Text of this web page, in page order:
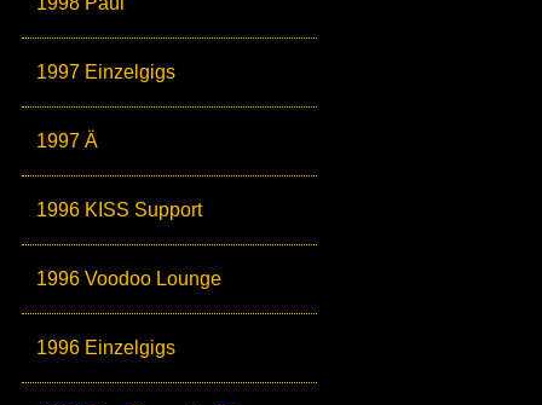
1997 Einzelgigs
1997 Ä
1996 KISS Support
1996 Voodoo Lounge
1996 Einzelgigs